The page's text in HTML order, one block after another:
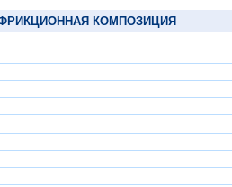
КОМПОЗИЦИЯ